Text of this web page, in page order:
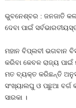
ଭୁବନେଶ୍ବର : ଜନଜାତି
ଦେବା ପାଇଁ
ମହାନ ବିପ୍ଲବୀ ଭଗବାନ
କରିବା କେବଳ ରାଜ୍ୟ
ମତ ବ୍ୟକ୍ତ କରିଛନ୍ତି
ସଂଖ୍ୟାଲଘୁ ଓ ପଛୁଆ ବର୍ଗ
ସାରକା ।